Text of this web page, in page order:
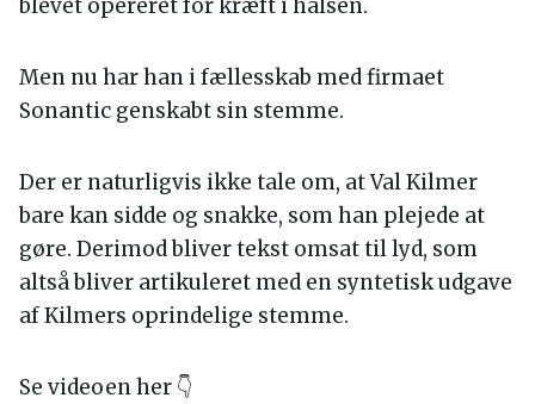
blevet opereret for kræft i halsen.
Men nu har han i fællesskab med firmaet
Sonantic genskabt sin stemme.
Der er naturligvis ikke tale om, at Val Kilmer
bare kan sidde og snakke, som han plejede at
gøre. Derimod bliver tekst omsat til lyd, som
altså bliver artikuleret med en syntetisk udgave
af Kilmers oprindelige stemme.
Se videoen her 👇